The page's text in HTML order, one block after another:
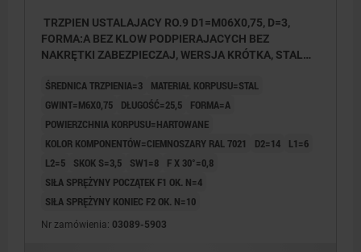
Forma A: bez kłów podpierających, bez
TRZPIEN USTALAJACY RO.9 D1=M06X0,75, D=3,
FORMA:A BEZ KLOW PODPIERAJACYCH BEZ
NAKRĘTKI ZABEZPIECZAJ, WERSJA KRÓTKA, STAL
RAL7021
ŚREDNICA TRZPIENIA=3
MATERIAŁ KORPUSU=STAL
GWINT=M6X0,75
DŁUGOŚĆ=25,5
FORMA=A
POWIERZCHNIA KORPUSU=HARTOWANE
KOLOR KOMPONENTÓW=CIEMNOSZARY RAL 7021
D2=14
L1=6
L2=5
SKOK S=3,5 SW1=8
F X 30°=0,8
SIŁA SPRĘŻYNY POCZĄTEK F1 OK. N=4
SIŁA SPRĘŻYNY KONIEC F2 OK. N=10
Nr zamówienia: 03089-5903